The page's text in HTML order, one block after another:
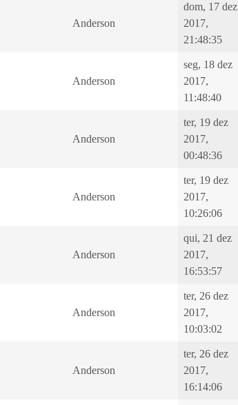
Anderson
dom, 17 dez
2017,
21:48:35
Anderson
seg, 18 dez
2017,
11:48:40
Anderson
ter, 19 dez
2017,
00:48:36
Anderson
ter, 19 dez
2017,
10:26:06
Anderson
qui, 21 dez
2017,
16:53:57
Anderson
ter, 26 dez
2017,
10:03:02
Anderson
ter, 26 dez
2017,
16:14:06